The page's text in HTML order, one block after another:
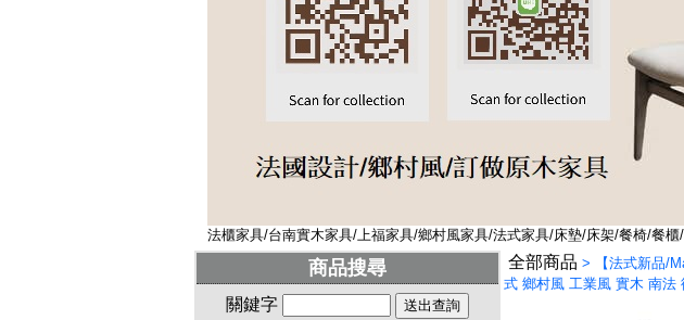
法櫃家具/台南實木家具/上福家具/鄉村風家具/法式家具/床墊/床架/餐椅/餐
商品搜尋
關鍵字
全部商品 > 【法式新品/
式 鄉村風 工業風 實木 南法